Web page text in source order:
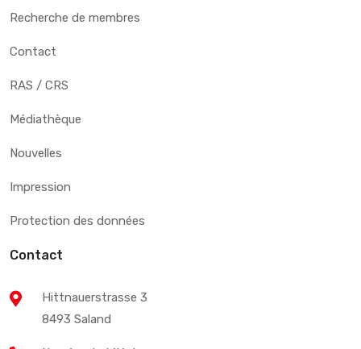
Recherche de membres
Contact
RAS / CRS
Médiathèque
Nouvelles
Impression
Protection des données
Contact
Hittnauerstrasse 3
8493 Saland